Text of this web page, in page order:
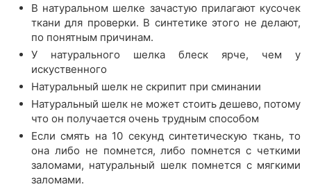
В натуральном шелке зачастую прилагают кусочек
ткани для проверки. В синтетике этого не делают,
по понятным причинам.
У натурального шелка блеск ярче, чем у
искуственного
Натуральный шелк не скрипит при сминании
Натуральный шелк не может стоить дешево, потому
что он получается очень трудным способом
Если смять на 10 секунд синтетическую ткань, то
она либо не помнется, либо помнется с четкими
заломами, натуральный шелк помнется с мягкими
заломами.